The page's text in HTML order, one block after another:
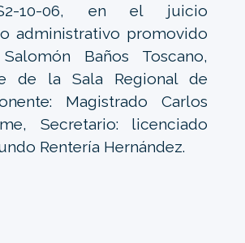
S2-10-06, en el juicio
administrativo promovido
Baños Toscano,
de la Sala Regional de
Magistrado Carlos
Secretario: licenciado
Rentería Hernández.